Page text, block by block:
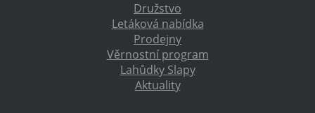
Družstvo
Letáková nabídka
Prodejny
Věrnostní program
Lahůdky Slapy
Aktuality